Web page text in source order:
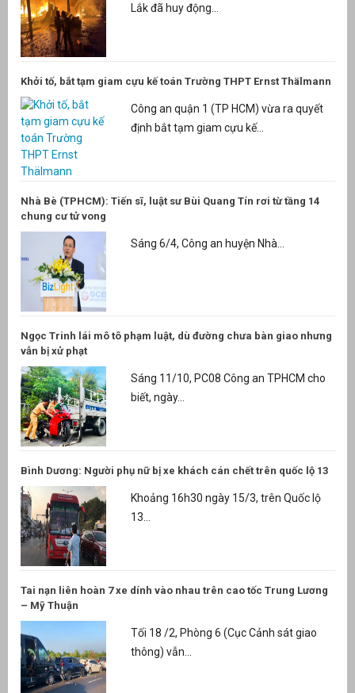
Lắk đã huy động...
Khởi tố, bắt tạm giam cựu kế toán Trường THPT Ernst Thälmann
Công an quận 1 (TP HCM) vừa ra quyết
định bắt tạm giam cựu kế...
Nhà Bè (TPHCM): Tiến sĩ, luật sư Bùi Quang Tín rơi từ tầng 14
chung cư tử vong
Sáng 6/4, Công an huyện Nhà...
Ngọc Trinh lái mô tô phạm luật, dù đường chưa bàn giao nhưng
vẫn bị xử phạt
Sáng 11/10, PC08 Công an TPHCM cho
biết, ngày...
Bình Dương: Người phụ nữ bị xe khách cán chết trên quốc lộ 13
Khoảng 16h30 ngày 15/3, trên Quốc lộ
13...
Tai nạn liên hoàn 7 xe dính vào nhau trên cao tốc Trung Lương
– Mỹ Thuận
Tối 18 /2, Phòng 6 (Cục Cảnh sát giao
thông) vẫn...